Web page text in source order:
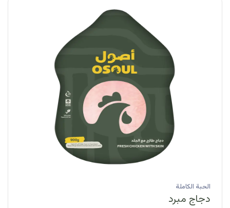
الحبة الكاملة
دجاج مبرد